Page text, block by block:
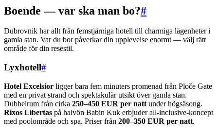
Boende — var ska man bo?#
Dubrovnik har allt från femstjärniga hotell till charmiga lägenheter i
gamla stan. Var du bor påverkar din upplevelse enormt — välj rätt
område för din resestil.
Lyxhotell#
Hotel Excelsior ligger bara fem minuters promenad från Ploče Gate
med en privat strand och spektakulär utsikt över gamla stan.
Dubbelrum från cirka 250–450 EUR per natt under högsäsong.
Rixos Libertas på halvön Babin Kuk erbjuder all-inclusive-koncept
med poolområde och spa. Priser från 200–350 EUR per natt.